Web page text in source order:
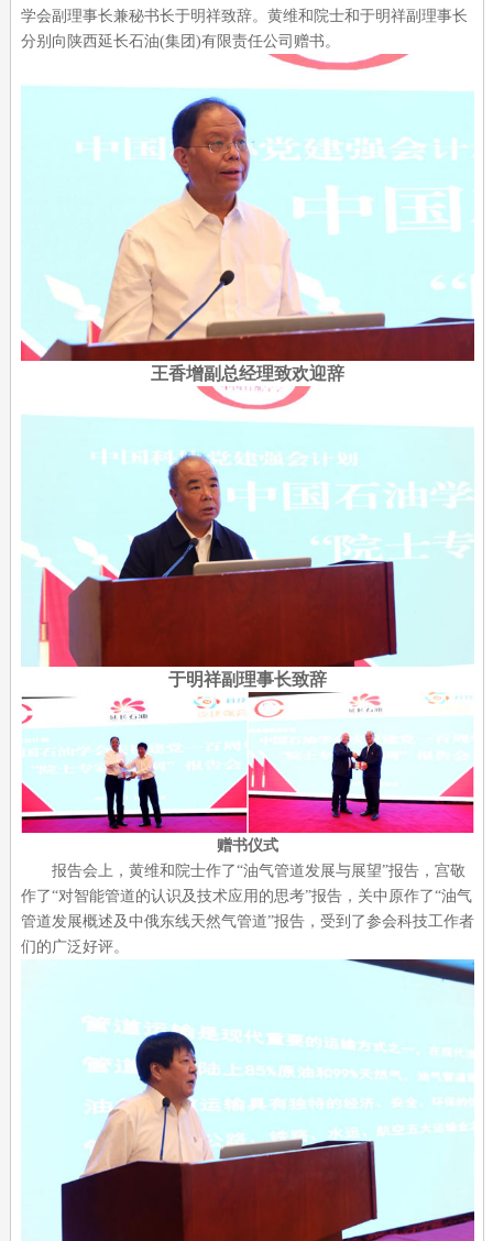
学会副理事长兼秘书长于明祥致辞。黄维和院士和于明祥副理事长
分别向陕西延长石油(集团)有限责任公司赠书。
王香增副总经理致欢迎辞
于明祥副理事长致辞
赠书仪式
报告会上，黄维和院士作了“油气管道发展与展望”报告，宫敬
作了“对智能管道的认识及技术应用的思考”报告，关中原作了“油气
管道发展概述及中俄东线天然气管道”报告，受到了参会科技工作者
们的广泛好评。